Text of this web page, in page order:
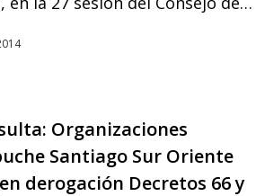
Organizaciones
Santiago Sur Oriente
derogación Decretos 66 y